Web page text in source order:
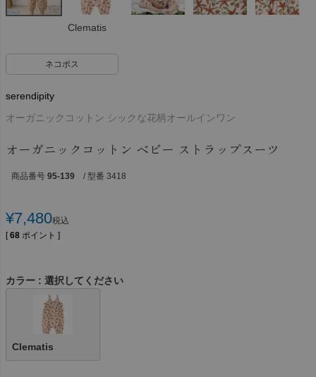
Clematis
ネコポス
serendipity
オーガニックコットン シックな花柄オールインワン
オーガニックコットン ベビー ストラップスーツ
商品番号 95-139 / 型番 3418
¥7,480税込
[ 68 ポイント ]
カラー 選択してください
Clematis